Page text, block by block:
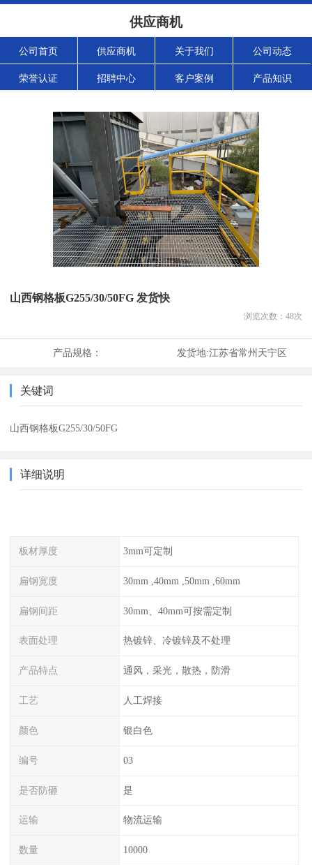
供应商机
公司首页 供应商机 关于我们 公司动态
荣誉认证 招聘中心 客户案例 产品知识
山西钢格板G255/30/50FG 发货快
浏览次数： 48次
产品规格： 发货地:江苏省常州天宁区
关键词
山西钢格板G255/30/50FG
详细说明
板材厚度 3mm可定制
扁钢宽度 30mm ,40mm ,50mm ,60mm
扁钢间距 30mm、40mm可按需定制
表面处理 热镀锌、冷镀锌及不处理
产品特点 通风，采光，散热，防滑
工艺 人工焊接
颜色 银白色
编号 03
是否防砸 是
运输 物流运输
数量 10000